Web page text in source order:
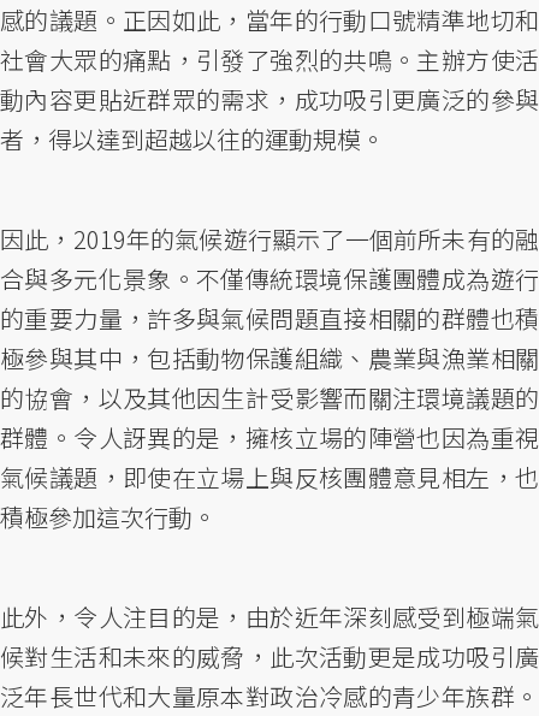
感的議題。正因如此，當年的行動口號精準地切和
社會大眾的痛點，引發了強烈的共鳴。主辦方使活
動內容更貼近群眾的需求，成功吸引更廣泛的參與
者，得以達到超越以往的運動規模。
因此，2019年的氣候遊行顯示了一個前所未有的融
合與多元化景象。不僅傳統環境保護團體成為遊行
的重要力量，許多與氣候問題直接相關的群體也積
極參與其中，包括動物保護組織、農業與漁業相關
的協會，以及其他因生計受影響而關注環境議題的
群體。令人訝異的是，擁核立場的陣營也因為重視
氣候議題，即使在立場上與反核團體意見相左，也
積極參加這次行動。
此外，令人注目的是，由於近年深刻感受到極端氣
候對生活和未來的威脅，此次活動更是成功吸引廣
泛年長世代和大量原本對政治冷感的青少年族群。